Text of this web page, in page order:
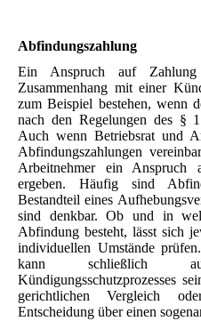
Abfindungszahlung
Ein Anspruch auf
Zusammenhang mit einer
zum Beispiel bestehen, wenn
nach den Regelungen des §
Auch wenn Betriebsrat und
Abfindungszahlungen
Arbeitnehmer ein Anspruch
ergeben. Häufig sind
Bestandteil eines
sind denkbar. Ob und in
Abfindung besteht, lässt sich
individuellen Umstände
kann schließlich
Kündigungsschutzprozesses
gerichtlichen Vergleich
Entscheidung über einen